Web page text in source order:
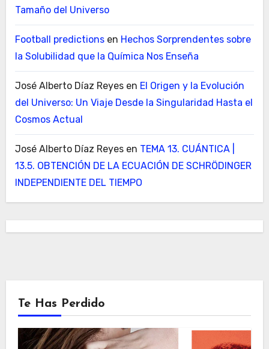
Tamaño del Universo
Football predictionsen Hechos Sorprendentes sobre
la Solubilidad que la Química Nos Enseña
José Alberto Díaz Reyesen El Origen y la Evolución
del Universo: Un Viaje Desde la Singularidad Hasta el
Cosmos Actual
José Alberto Díaz Reyesen TEMA 13. CUÁNTICA |
13.5. OBTENCIÓN DE LA ECUACIÓN DE SCHRÖDINGER
INDEPENDIENTE DEL TIEMPO
Te Has Perdido